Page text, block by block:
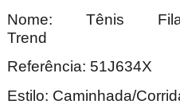
Nome: Tênis
Referência: 51J634X
Estilo: Caminhada/